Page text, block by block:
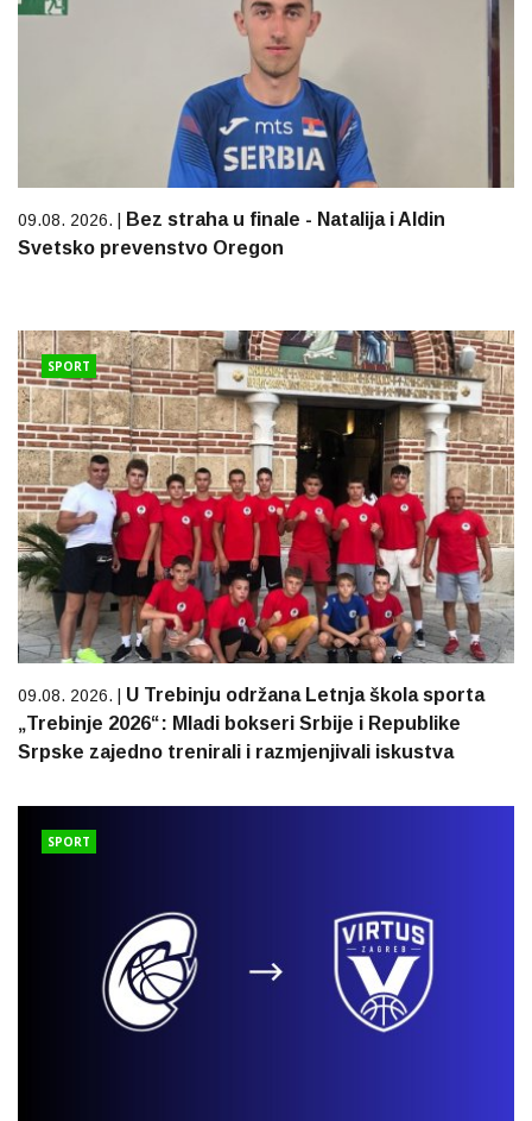
09.08. 2026. |
Bez straha u finale - Natalija i Aldin
Svetsko prevenstvo Oregon
SPORT
09.08. 2026. | U Trebinju održana Letnja škola sporta
„Trebinje 2026“: Mladi bokseri Srbije i Republike
Srpske zajedno trenirali i razmjenjivali iskustva
SPORT